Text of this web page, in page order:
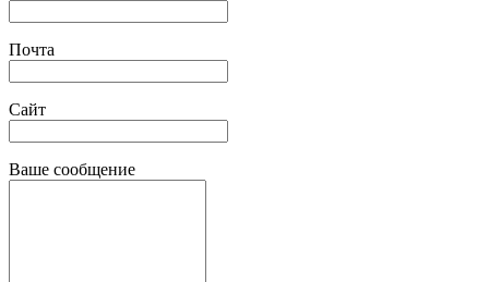
Почта
Сайт
Ваше сообщение